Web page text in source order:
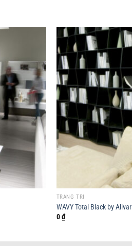
TRANG TRÍ
WAVY Total Black by Alivar
0₫